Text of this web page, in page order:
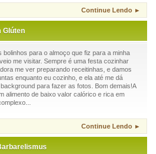
Continue Lendo ►
Glúten
bolinhos para o almoço que fiz para a minha
me visitar. Sempre é uma festa cozinhar
me ver preparando receitinhas, e damos
enquanto eu cozinho, e ela até me dá
para fazer as fotos. Bom demais!A
alimento de baixo valor calórico e rica em
Continue Lendo ►